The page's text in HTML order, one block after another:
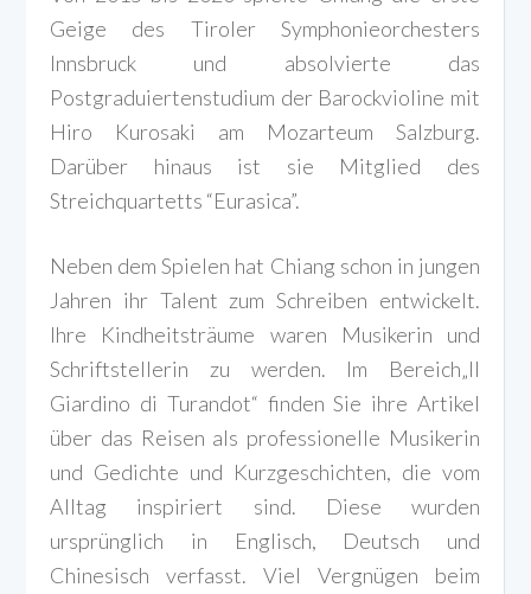
Geige des Tiroler Symphonieorchesters
Innsbruck und absolvierte das
Postgraduiertenstudium der Barockvioline mit
Hiro Kurosaki am Mozarteum Salzburg.
Darüber hinaus ist sie Mitglied des
Streichquartetts “Eurasica”.
Neben dem Spielen hat Chiang schon in jungen
Jahren ihr Talent zum Schreiben entwickelt.
Ihre Kindheitsträume waren Musikerin und
Schriftstellerin zu werden. Im Bereich„Il
Giardino di Turandot“ finden Sie ihre Artikel
über das Reisen als professionelle Musikerin
und Gedichte und Kurzgeschichten, die vom
Alltag inspiriert sind. Diese wurden
ursprünglich in Englisch, Deutsch und
Chinesisch verfasst. Viel Vergnügen beim